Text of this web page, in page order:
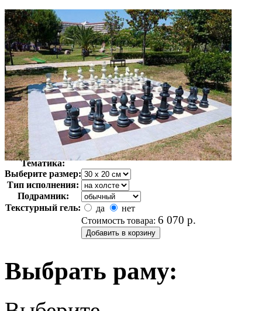
Автор:
Неизвестно
Арт-стиль
Фотография
Тематика:
Выберите размер:
Тип исполнения:
Подрамник:
Текстурный гель:
да
нет
Стоимость товара: 6 070 р.
Выбрать раму: